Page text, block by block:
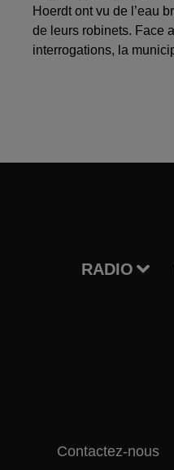
Hoerdt ont vu de l’eau
de leurs robinets. Face
interrogations, la
RADIO
Contactez-nous